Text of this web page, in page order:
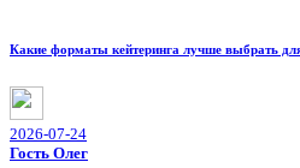
Какие форматы кейтеринга лучше выбрать
2026-07-24
Гость Олег